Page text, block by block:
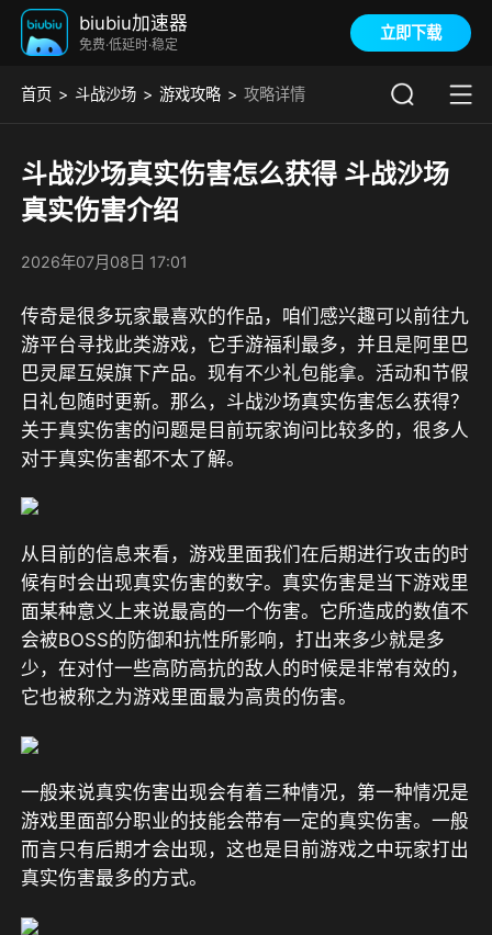
biubiu加速器
免费·低延时·稳定
立即下载
首页 斗战沙场 游戏攻略 攻略详情
斗战沙场真实伤害怎么获得 斗战沙场
真实伤害介绍
2026年07月08日 17:01
传奇是很多玩家最喜欢的作品，咱们感兴趣可以前往九
游平台寻找此类游戏， 它手游福利最多，并且是阿里巴
巴灵犀互娱旗下产品。现有不少礼包能拿。活动和节假
日礼包随时更新。那么，斗战沙场真实伤害怎么获得？
关于真实伤害的问题是目前玩家询问比较多的，很多人
对于真实伤害都不太了解。
从目前的信息来看，游戏里面我们在后期进行攻击的时
候有时会出现真实伤害的数字。真实伤害是当下游戏里
面某种意义上来说最高的一个伤害。它所造成的数值不
会被BOSS的防御和抗性所影响，打出来多少就是多
少，在对付一些高防高抗的敌人的时候是非常有效的，
它也被称之为游戏里面最为高贵的伤害。
一般来说真实伤害出现会有着三种情况，第一种情况是
游戏里面部分职业的技能会带有一定的真实伤害。一般
而言只有后期才会出现，这也是目前游戏之中玩家打出
真实伤害最多的方式。